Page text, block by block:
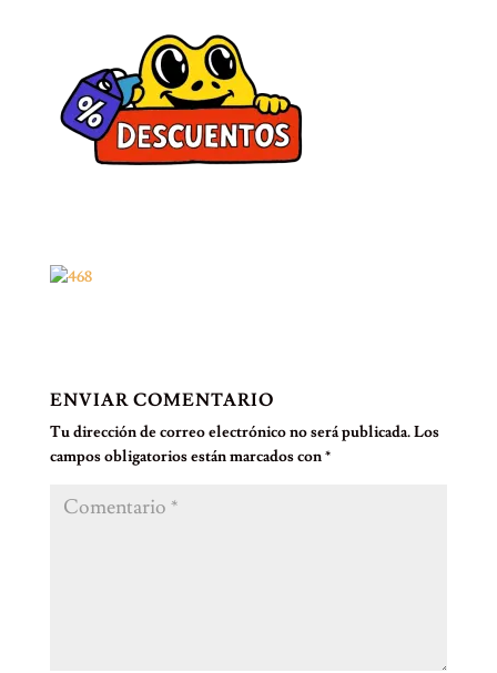
ENVIAR COMENTARIO
Tu dirección de correo electrónico no será publicada.Los
campos obligatorios están marcados con*